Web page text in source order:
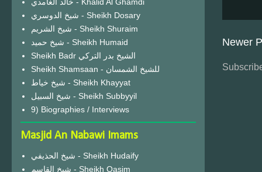
Newer
شيخ الدوسري - Sheikh Dosary
شيخ الشريم - Sheikh Shuraim
شيخ حميد - Sheikh Humaid
Sheikh Badr الشيخ بدر التركي
Sheikh Shamsaan - للشيخ الشمسان
شيخ خياط - Sheikh Khayyat
شيخ السبيل - Sheikh Subbyyil
9) Biographies / Interviews
Masjid An Nabawi Imams
شيخ الحذيفي - Sheikh Hudaify
شيخ القاسم - Sheikh Qasim